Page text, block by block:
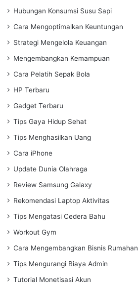
Hubungan Konsumsi Susu Sapi
Cara Mengoptimalkan Keuntungan
Strategi Mengelola Keuangan
Mengembangkan Kemampuan
Cara Pelatih Sepak Bola
HP Terbaru
Gadget Terbaru
Tips Gaya Hidup Sehat
Tips Menghasilkan Uang
Cara iPhone
Update Dunia Olahraga
Review Samsung Galaxy
Rekomendasi Laptop Aktivitas
Tips Mengatasi Cedera Bahu
Workout Gym
Cara Mengembangkan Bisnis Rumahan
Tips Mengurangi Biaya Admin
Tutorial Monetisasi Akun